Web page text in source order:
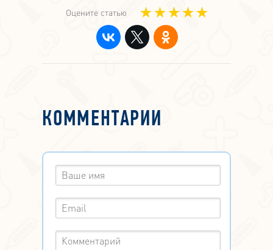
Оцените статью
КОММЕНТАРИИ